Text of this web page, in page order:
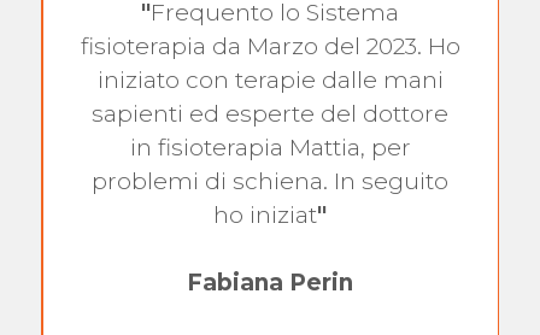
"Frequento lo Sistema
fisioterapia da Marzo del 2023. Ho
iniziato con terapie dalle mani
sapienti ed esperte del dottore
in fisioterapia Mattia, per
problemi di schiena. In seguito
ho iniziat"
Fabiana Perin